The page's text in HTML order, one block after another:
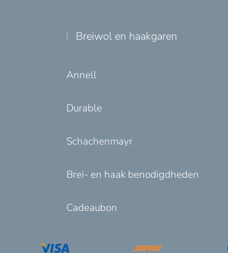
Breiwol en haakgaren
Annell
Durable
Schachenmayr
Brei- en haak benodigdheden
Cadeaubon